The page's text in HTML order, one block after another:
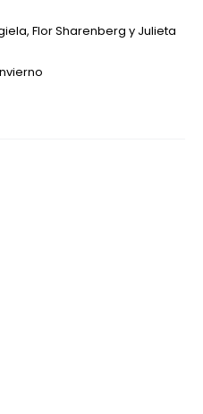
Flor Sharenberg y Julieta